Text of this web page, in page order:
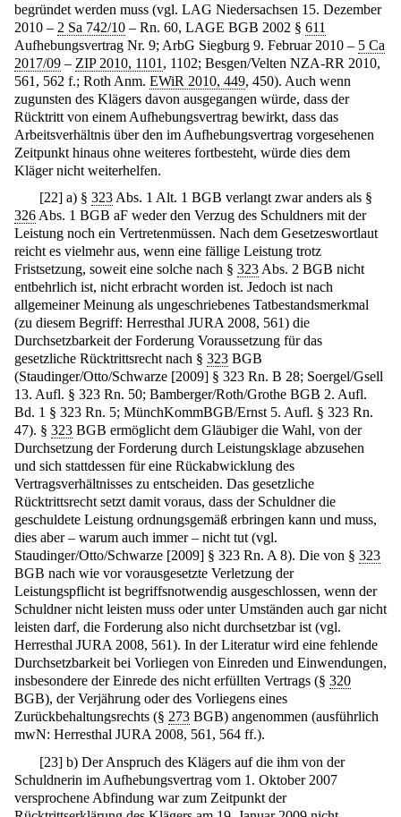
begründet werden muss (vgl. LAG Niedersachsen 15. Dezember
2010 – 2 Sa 742/10 – Rn. 60, LAGE BGB 2002 § 611
Aufhebungsvertrag Nr. 9; ArbG Siegburg 9. Februar 2010 – 5 Ca
2017/09 – ZIP 2010, 1101 , 1102; Besgen/Velten NZA-RR 2010,
561, 562 f.; Roth Anm. EWiR 2010, 449, 450). Auch wenn
zugunsten des Klägers davon ausgegangen würde, dass der
Rücktritt von einem Aufhebungsvertrag bewirkt, dass das
Arbeitsverhältnis über den im Aufhebungsvertrag vorgesehenen
Zeitpunkt hinaus ohne weiteres fortbesteht, würde dies dem
Kläger nicht weiterhelfen.
[22] a) §323 Abs. 1 Alt. 1 BGB verlangt zwar anders als §
326 Abs. 1 BGB aF weder den Verzug des Schuldners mit der
Leistung noch ein Vertretenmüssen. Nach dem Gesetzeswortlaut
reicht es vielmehr aus, wenn eine fällige Leistung trotz
Fristsetzung, soweit eine solche nach § 323 Abs. 2 BGB nicht
entbehrlich ist, nicht erbracht worden ist. Jedoch ist nach
allgemeiner Meinung als ungeschriebenes Tatbestandsmerkmal
(zu diesem Begriff: Herresthal JURA 2008, 561) die
Durchsetzbarkeit der Forderung Voraussetzung für das
gesetzliche Rücktrittsrecht nach § 323 BGB
(Staudinger/Otto/Schwarze [2009] § 323 Rn. B 28; Soergel/Gsell
13. Aufl. § 323 Rn. 50; Bamberger/Roth/Grothe BGB 2. Aufl.
Bd. 1 § 323 Rn. 5; MünchKommBGB/Ernst 5. Aufl. § 323 Rn.
47). § 323 BGB ermöglicht dem Gläubiger die Wahl, von der
Durchsetzung der Forderung durch Leistungsklage abzusehen
und sich stattdessen für eine Rückabwicklung des
Vertragsverhältnisses zu entscheiden. Das gesetzliche
Rücktrittsrecht setzt damit voraus, dass der Schuldner die
geschuldete Leistung ordnungsgemäß erbringen kann und muss,
dies aber – warum auch immer – nicht tut (vgl.
Staudinger/Otto/Schwarze [2009] § 323 Rn. A 8). Die von § 323
BGB nach wie vor vorausgesetzte Verletzung der
Leistungspflicht ist begriffsnotwendig ausgeschlossen, wenn der
Schuldner nicht leisten muss oder unter Umständen auch gar nicht
leisten darf, die Forderung also nicht durchsetzbar ist (vgl.
Herresthal JURA 2008, 561). In der Literatur wird eine fehlende
Durchsetzbarkeit bei Vorliegen von Einreden und Einwendungen,
insbesondere der Einrede des nicht erfüllten Vertrags (§ 320
BGB), der Verjährung oder des Vorliegens eines
Zurückbehaltungsrechts (§ 273 BGB) angenommen (ausführlich
mwN: Herresthal JURA 2008, 561, 564 ff.).
[23] b) Der Anspruch des Klägers auf die ihm von der
Schuldnerin im Aufhebungsvertrag vom 1. Oktober 2007
versprochene Abfindung war zum Zeitpunkt der